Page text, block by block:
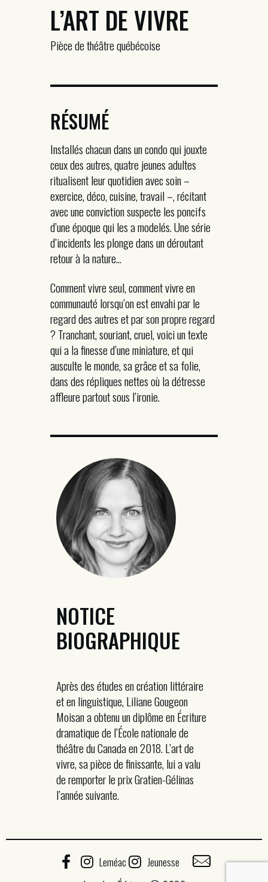
L’ART DE VIVRE
Pièce de théâtre québécoise
RÉSUMÉ
Installés chacun dans un condo qui jouxte
ceux des autres, quatre jeunes adultes
ritualisent leur quotidien avec soin –
exercice, déco, cuisine, travail –, récitant
avec une conviction suspecte les poncifs
d’une époque qui les a modelés. Une série
d’incidents les plonge dans un déroutant
retour à la nature…
Comment vivre seul, comment vivre en
communauté lorsqu’on est envahi par le
regard des autres et par son propre regard
? Tranchant, souriant, cruel, voici un texte
qui a la finesse d’une miniature, et qui
ausculte le monde, sa grâce et sa folie,
dans des répliques nettes où la détresse
affleure partout sous l’ironie.
NOTICE
BIOGRAPHIQUE
Après des études en création littéraire
et en linguistique, Liliane Gougeon
Moisan a obtenu un diplôme en Écriture
dramatique de l’École nationale de
théâtre du Canada en 2018. L’art de
vivre, sa pièce de finissante, lui a valu
de remporter le prix Gratien-Gélinas
l’année suivante.
Leméac Jeunesse